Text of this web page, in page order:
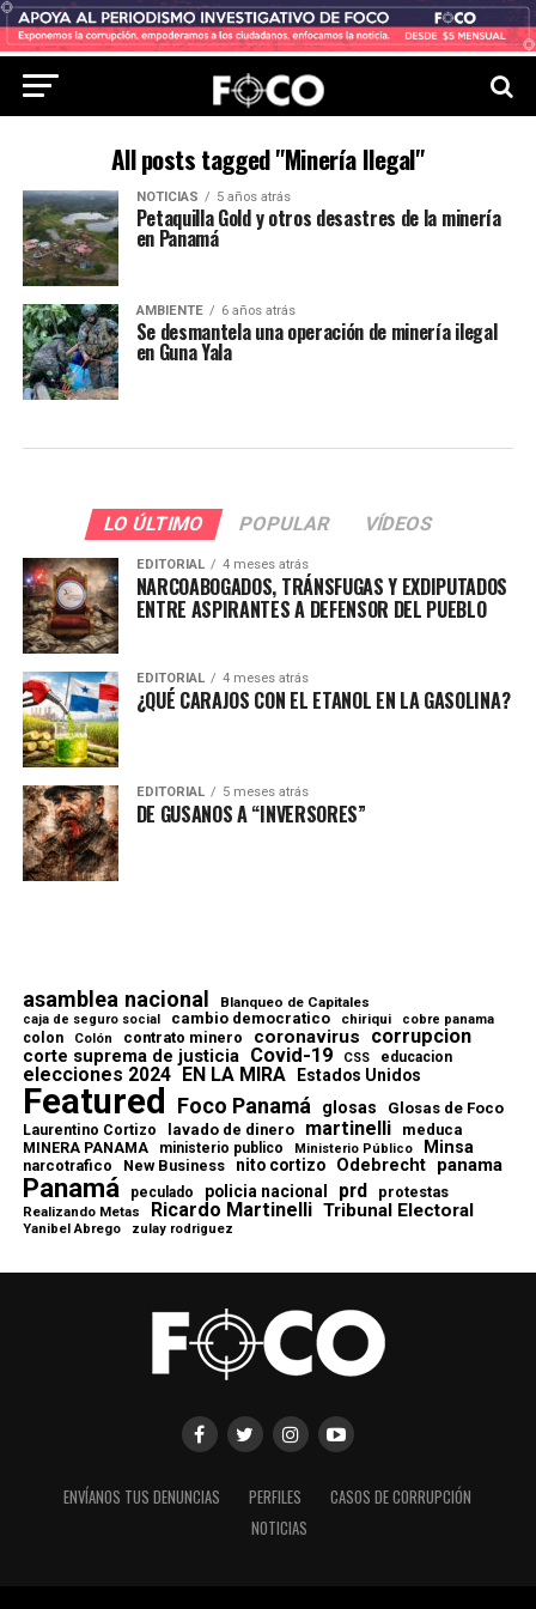
All posts tagged "Minería Ilegal"
NOTICIAS 5 años atrás
Petaquilla Gold y otros desastres de la minería
en Panamá
AMBIENTE 6 años atrás
Se desmantela una operación de minería ilegal
en Guna Yala
LO ÚLTIMO POPULAR VÍDEOS
EDITORIAL 4 meses atrás
NARCOABOGADOS, TRÁNSFUGAS Y EXDIPUTADOS
ENTRE ASPIRANTES A DEFENSOR DEL PUEBLO
EDITORIAL 4 meses atrás
¿QUÉ CARAJOS CON EL ETANOL EN LA GASOLINA?
EDITORIAL 5 meses atrás
DE GUSANOS A “INVERSORES”
asamblea nacional Blanqueo de Capitales
caja de seguro social cambio democratico chiriqui cobre panama
colon Colón contrato minero coronavirus corrupcion
corte suprema de justicia Covid-19 CSS educacion
elecciones 2024 EN LA MIRA Estados Unidos
Featured Foco Panamá glosas Glosas de Foco
Laurentino Cortizo lavado de dinero martinelli meduca
MINERA PANAMA ministerio publico Ministerio Público Minsa
narcotrafico New Business nito cortizo Odebrecht panama
Panamá peculado policia nacional prd protestas
Realizando Metas Ricardo Martinelli Tribunal Electoral
Yanibel Abrego zulay rodriguez
ENVÍANOS TUS DENUNCIAS PERFILES
CASOS DE CORRUPCIÓN
NOTICIAS